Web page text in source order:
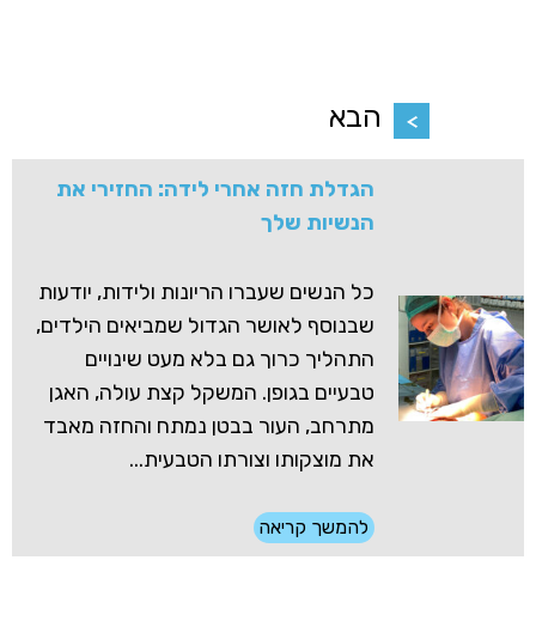
הבא
הגדלת חזה אחרי לידה: החזירי את
הנשיות שלך
כל הנשים שעברו הריונות ולידות, יודעות
שבנוסף לאושר הגדול שמביאים הילדים,
התהליך כרוך גם בלא מעט שינויים
טבעיים בגופן. המשקל קצת עולה, האגן
מתרחב, העור בבטן נמתח והחזה מאבד
את מוצקותו וצורתו הטבעית...
להמשך קריאה